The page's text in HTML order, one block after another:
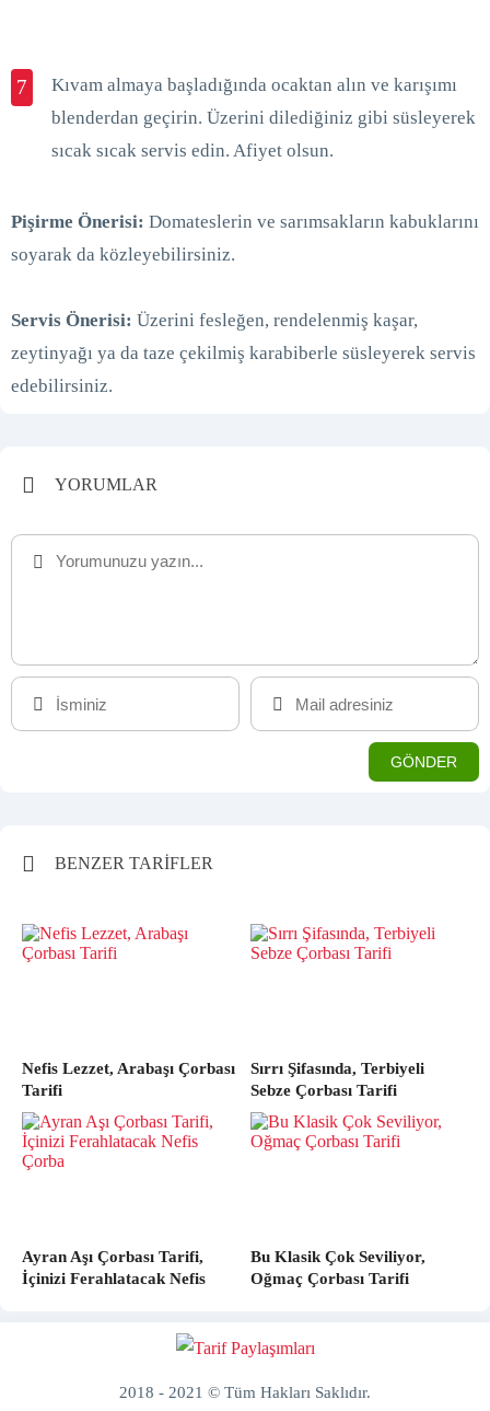
7
Kıvam almaya başladığında ocaktan alın ve karışımı
blenderdan geçirin. Üzerini dilediğiniz gibi süsleyerek
sıcak sıcak servis edin. Afiyet olsun.
Pişirme Önerisi: Domateslerin ve sarımsakların kabuklarını
soyarak da közleyebilirsiniz.
Servis Önerisi: Üzerini fesleğen, rendelenmiş kaşar,
zeytinyağı ya da taze çekilmiş karabiberle süsleyerek servis
edebilirsiniz.
YORUMLAR
BENZER TARİFLER
Nefis Lezzet, Arabaşı Çorbası
Tarifi
Sırrı Şifasında, Terbiyeli
Sebze Çorbası Tarifi
Ayran Aşı Çorbası Tarifi,
İçinizi Ferahlatacak Nefis
Bu Klasik Çok Seviliyor,
Oğmaç Çorbası Tarifi
2018 - 2021 © Tüm Hakları Saklıdır.